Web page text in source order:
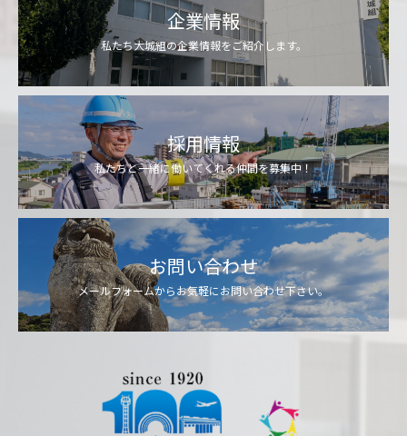
企業情報
私たち大城組の企業情報をご紹介します。
採用情報
私たちと一緒に働いてくれる仲間を募集中！
お問い合わせ
メールフォームからお気軽にお問い合わせ下さい。